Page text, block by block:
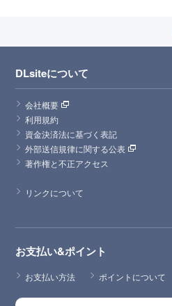
DLsiteについて
会社概要
利用規約
資金決済法に基づく表記
外部送信規律に関する公表
著作権と不正アクセス
リンクについて
お支払い&ポイント
お支払い方法 ポイントについて